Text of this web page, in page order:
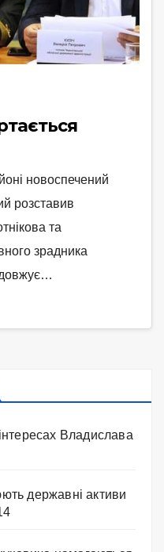
новоспечений
розставив
та
зрадника
Владислава
державні активи